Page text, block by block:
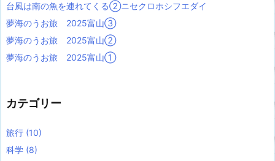
台風は南の魚を連れてくる②ニセクロホシフエダイ
夢海のうお旅 2025富山③
夢海のうお旅 2025富山②
夢海のうお旅 2025富山①
カテゴリー
旅行 (10)
科学 (8)